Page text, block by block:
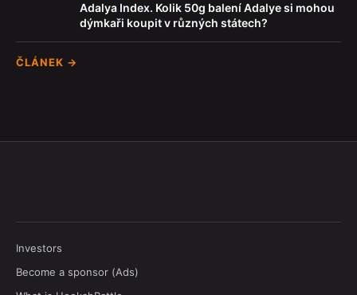
Adalya Index. Kolik 50g balení Adalye si mohou
dýmkaři koupit v různých státech?
ČLÁNEK →
Investors
Become a sponsor (Ads)